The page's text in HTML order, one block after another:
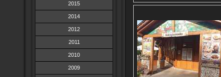
2015
2014
2012
2011
2010
2009